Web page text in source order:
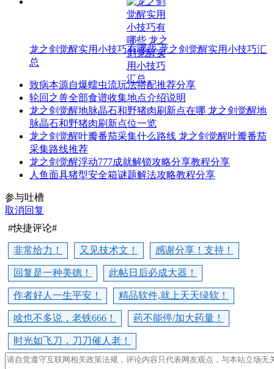
龙之剑觉醒实用小技巧有哪些 龙之剑觉醒实用小技巧汇
总
致病本源自爆蠕虫流玩法搭配推荐分享
轮回之兽全部食谱收集地点介绍说明
龙之剑觉醒地脉晶石和野猪肉刷新点在哪 龙之剑觉醒地
脉晶石和野猪肉刷新点位一览
龙之剑觉醒叶瓣番茄采集什么路线 龙之剑觉醒叶瓣番茄
采集路线推荐
龙之剑觉醒浮动777成就解锁攻略分享教程分享
人鱼面具猪型安全箱谜题解法攻略教程分享
参与吐槽
取消回复
#快捷评论#
非常给力！ 又见技术文！ 感谢分享！支持！
回复是一种美德！ 此帖日后必成大器！
作者好人一生平安！ 精品软件,就上天天绿软！
啥也不多说，老铁666！ 药不能停/加大药量！
时光如飞刀，刀刀催人老！